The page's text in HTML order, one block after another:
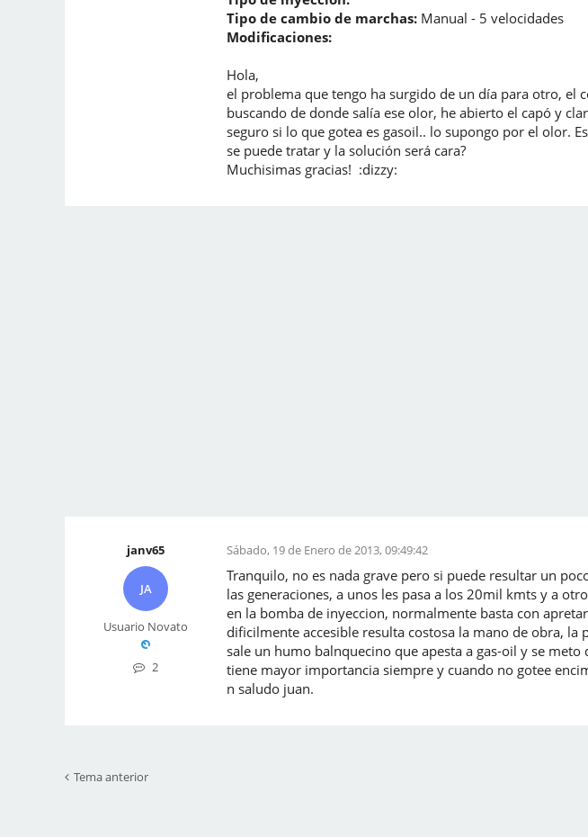
Tipo de cambio de marchas: Manual - 5 velocidades
Modificaciones:
Hola,
el problema que tengo ha surgido de un día para otro, el
buscando de donde salía ese olor, he abierto el capó y
seguro si lo que gotea es gasoil.. lo supongo por el olor.
se puede tratar y la solución será cara?
Muchisimas gracias! :dizzy:
janv65
JA
Usuario Novato
2
Sábado, 19 de Enero de 2013, 09:49:42
Tranquilo, no es nada grave pero si puede resultar un
las generaciones, a unos les pasa a los 20mil kmts y a
en la bomba de inyeccion, normalmente basta con
dificilmente accesible resulta costosa la mano de obra,
sale un humo balnquecino que apesta a gas-oil y se
tiene mayor importancia siempre y cuando no gotee
n saludo juan.
Tema anterior